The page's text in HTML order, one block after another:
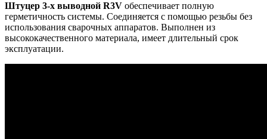
Штуцер 3-х выводной R3V обеспечивает полную
герметичность системы. Соединяется с помощью резьбы без
использования сварочных аппаратов. Выполнен из
высококачественного материала, имеет длительный срок
эксплуатации.